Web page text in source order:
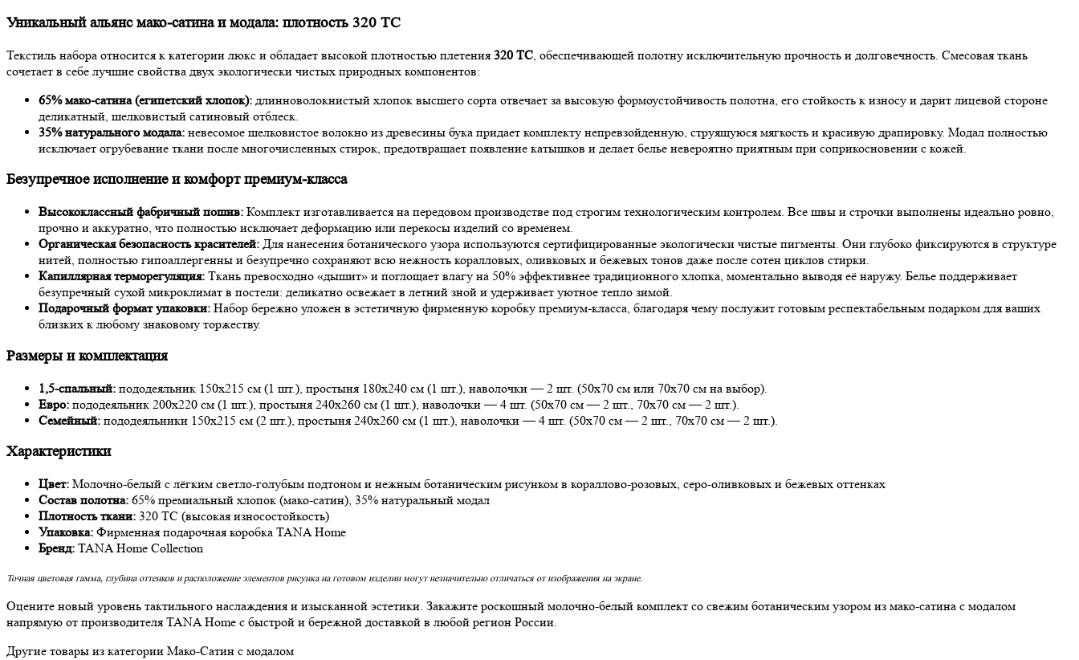
Уникальный альянс мако-сатина и модала: плотность 320 TC
Текстиль набора относится к категории люкс и обладает высокой плотностью плетения 320 TC , обеспечивающей полотну исключительную прочность и долговечность. Смесовая ткань
сочетает в себе лучшие свойства двух экологически чистых природных компонентов:
65% мако-сатина (египетский хлопок): длинноволокнистый хлопок высшего сорта отвечает за высокую формоустойчивость полотна, его стойкость к износу и дарит лицевой стороне
деликатный, шелковистый сатиновый отблеск.
35% натурального модала: невесомое шелковистое волокно из древесины бука придает комплекту непревзойденную, струящуюся мягкость и красивую драпировку. Модал полностью
исключает огрубевание ткани после многочисленных стирок, предотвращает появление катышков и делает белье невероятно приятным при соприкосновении с кожей.
Безупречное исполнение и комфорт премиум-класса
Высококлассный фабричный пошив: Комплект изготавливается на передовом производстве под строгим технологическим контролем. Все швы и строчки выполнены идеально ровно,
прочно и аккуратно, что полностью исключает деформацию или перекосы изделий со временем.
Органическая безопасность красителей: Для нанесения ботанического узора используются сертифицированные экологически чистые пигменты. Они глубоко фиксируются в структуре
нитей, полностью гипоаллергенны и безупречно сохраняют всю нежность коралловых, оливковых и бежевых тонов даже после сотен циклов стирки.
Капиллярная терморегуляция: Ткань превосходно «дышит» и поглощает влагу на 50% эффективнее традиционного хлопка, моментально выводя её наружу. Белье поддерживает
безупречный сухой микроклимат в постели: деликатно освежает в летний зной и удерживает уютное тепло зимой.
Подарочный формат упаковки: Набор бережно уложен в эстетичную фирменную коробку премиум-класса, благодаря чему послужит готовым респектабельным подарком для ваших
близких к любому знаковому торжеству.
Размеры и комплектация
1,5-спальный: пододеяльник 150х215 см (1 шт.), простыня 180х240 см (1 шт.), наволочки — 2 шт. (50х70 см или 70х70 см на выбор).
Евро: пододеяльник 200х220 см (1 шт.), простыня 240х260 см (1 шт.), наволочки — 4 шт. (50х70 см — 2 шт., 70х70 см — 2 шт.).
Семейный: пододеяльники 150х215 см (2 шт.), простыня 240х260 см (1 шт.), наволочки — 4 шт. (50х70 см — 2 шт., 70х70 см — 2 шт.).
Характеристики
Цвет: Молочно-белый с лёгким светло-голубым подтоном и нежным ботаническим рисунком в кораллово-розовых, серо-оливковых и бежевых оттенках
Состав полотна: 65% премиальный хлопок (мако-сатин), 35% натуральный модал
Плотность ткани: 320 TC (высокая износостойкость)
Упаковка: Фирменная подарочная коробка TANA Home
Бренд: TANA Home Collection
Точная цветовая гамма, глубина оттенков и расположение элементов рисунка на готовом изделии могут незначительно отличаться от изображения на экране.
Оцените новый уровень тактильного наслаждения и изысканной эстетики. Закажите роскошный молочно-белый комплект со свежим ботаническим узором из мако-сатина с модалом
напрямую от производителя TANA Home с быстрой и бережной доставкой в любой регион России.
Другие товары из категории Мако-Сатин с модалом